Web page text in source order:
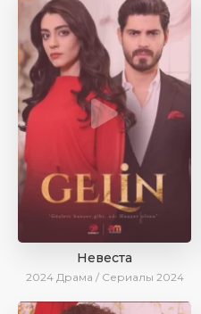
Невеста
2024 Драма / Сериалы 2024